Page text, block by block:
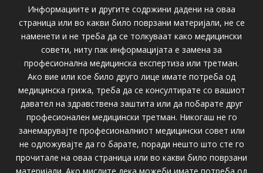
Информациите и другите содржини дадени на оваа
страница или во какви било поврзани материјали, не се
наменети и не треба да се толкуваат како медицински
совети, ниту пак информацијата е замена за
професионална медицинска експертиза или третман.
Ако вие или кое било друго лице имате потреба од
медицинска грижа, треба да се консултирате со вашиот
давател на здравствена заштита или да побарате друг
професионален медицински третман. Никогаш не го
занемарувајте професионалниот медицински совет или
не одложувајте да го барате, поради нешто што сте го
прочитале на оваа страница или во какви било поврзани